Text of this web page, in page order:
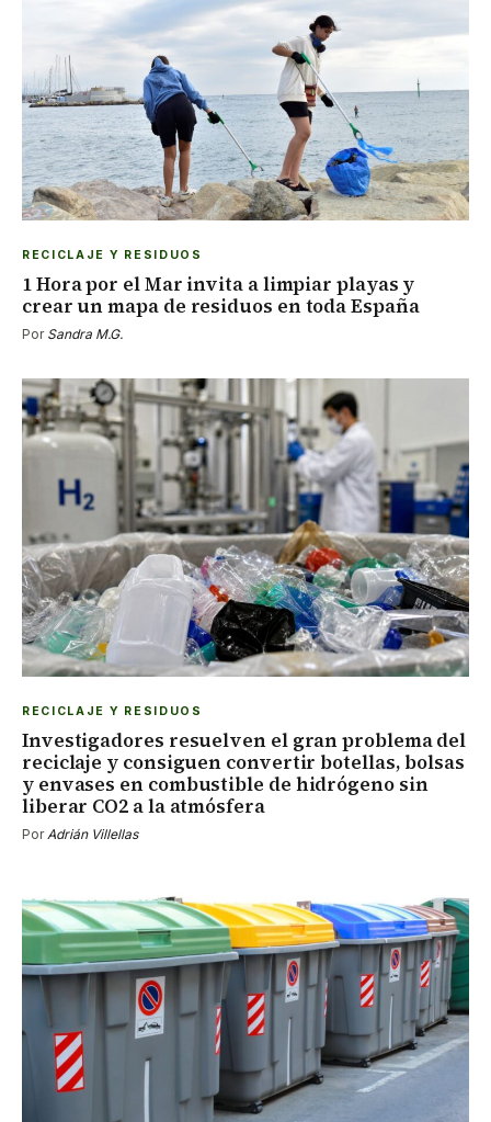
RECICLAJE Y RESIDUOS
1 Hora por el Mar invita a limpiar playas y
crear un mapa de residuos en toda España
Por Sandra M.G.
RECICLAJE Y RESIDUOS
Investigadores resuelven el gran problema del
reciclaje y consiguen convertir botellas, bolsas
y envases en combustible de hidrógeno sin
liberar CO2 a la atmósfera
PorAdrián Villellas